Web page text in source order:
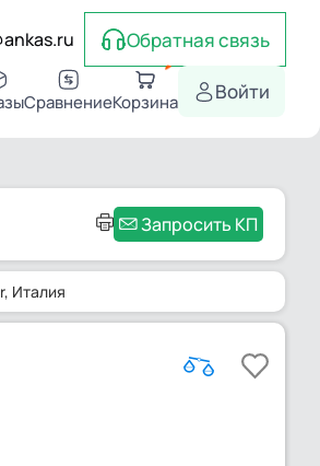
Обратная связь
СравнениеКорзина Войти
Запросить КП
, Италия